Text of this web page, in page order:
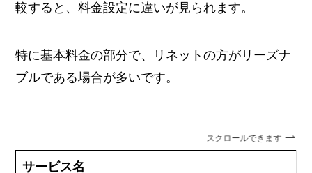
較すると、料金設定に違いが見られます。
特に基本料金の部分で、リネットの方がリーズナ
ブルである場合が多いです。
スクロールできます
サービス名